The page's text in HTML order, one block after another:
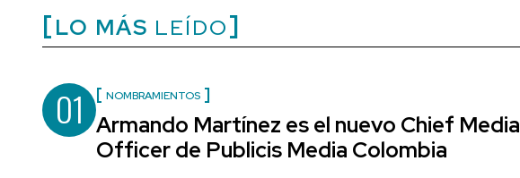
LO MÁS LEÍDO
01 NOMBRAMIENTOS
Armando Martínez es el nuevo Chief Media
Officer de Publicis Media Colombia